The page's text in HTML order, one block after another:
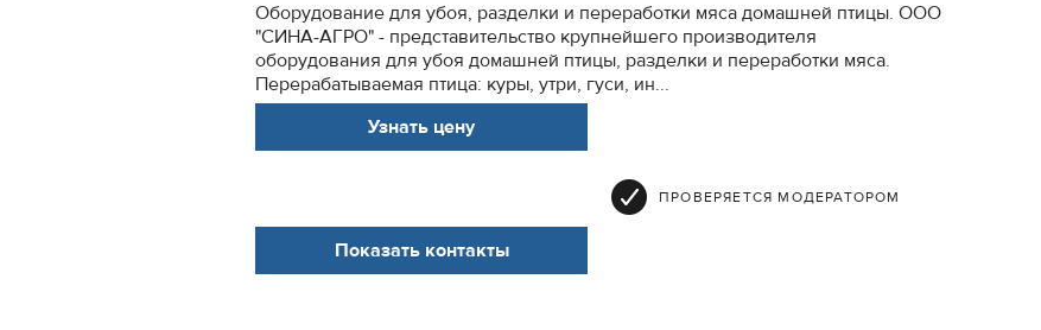
Оборудование для убоя, разделки и переработки мяса домашней птицы. ООО
"СИНА-АГРО" - представительство крупнейшего производителя
оборудования для убоя домашней птицы, разделки и переработки мяса.
Перерабатываемая птица: куры, утри, гуси, ин...
Узнать цену
ПРОВЕРЯЕТСЯ МОДЕРАТОРОМ
Показать контакты